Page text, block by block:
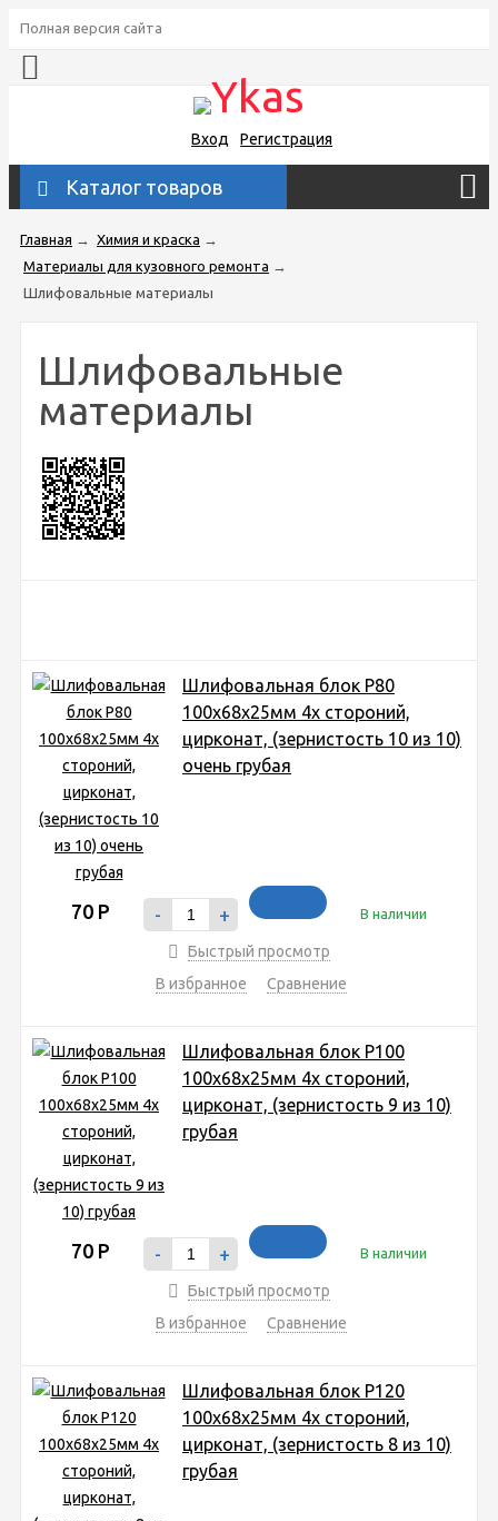
Полная версия сайта
Вход Регистрация
Каталог товаров
Главная → Химия и краска →
Материалы для кузовного ремонта →
Шлифовальные материалы
Шлифовальные
материалы
Шлифовальная блок P80
100x68x25мм 4х стороний,
цирконат, (зернистость 10 из 10)
очень грубая
70 Р - + В наличии
Быстрый просмотр
В избранное
Сравнение
Шлифовальная блок P100
100x68x25мм 4х стороний,
цирконат, (зернистость 9 из 10)
грубая
70 Р - + В наличии
Быстрый просмотр
В избранное
Сравнение
Шлифовальная блок P120
100x68x25мм 4х стороний,
цирконат, (зернистость 8 из 10)
грубая